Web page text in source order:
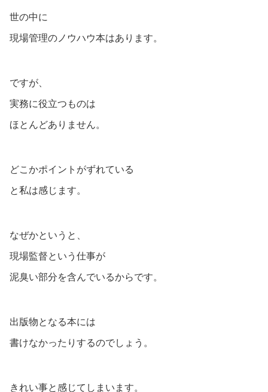
世の中に
現場管理のノウハウ本はあります。
ですが、
実務に役立つものは
ほとんどありません。
どこかポイントがずれている
と私は感じます。
なぜかというと、
現場監督という仕事が
泥臭い部分を含んでいるからです。
出版物となる本には
書けなかったりするのでしょう。
きれい事と感じてしまいます。